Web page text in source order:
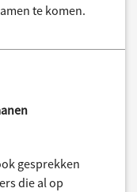
te komen.
gesprekken
die al op